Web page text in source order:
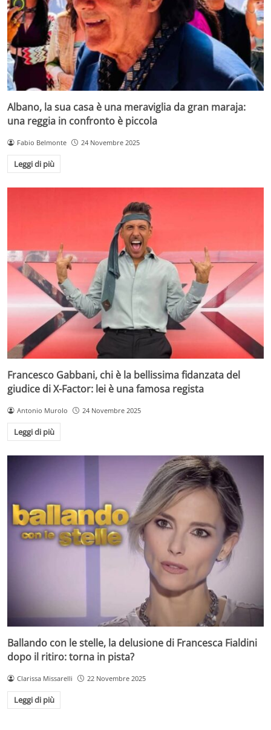
Albano, la sua casa è una meraviglia da gran maraja:
una reggia in confronto è piccola
Fabio Belmonte 24 Novembre 2025
Leggi di più
Francesco Gabbani, chi è la bellissima fidanzata del
giudice di X-Factor: lei è una famosa regista
Antonio Murolo 24 Novembre 2025
Leggi di più
Ballando con le stelle, la delusione di Francesca Fialdini
dopo il ritiro: torna in pista?
Clarissa Missarelli 22 Novembre 2025
Leggi di più